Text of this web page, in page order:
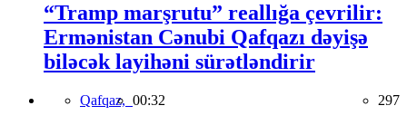
“Tramp marşrutu” reallığa çevrilir:
Ermənistan Cənubi Qafqazı dəyişə
biləcək layihəni sürətləndirir
Qafqaz, 00:32 297